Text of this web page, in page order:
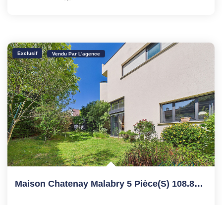
Exclusif Vendu Par L'agence
Maison Chatenay Malabry 5 Pièce(s) 108.87 M2